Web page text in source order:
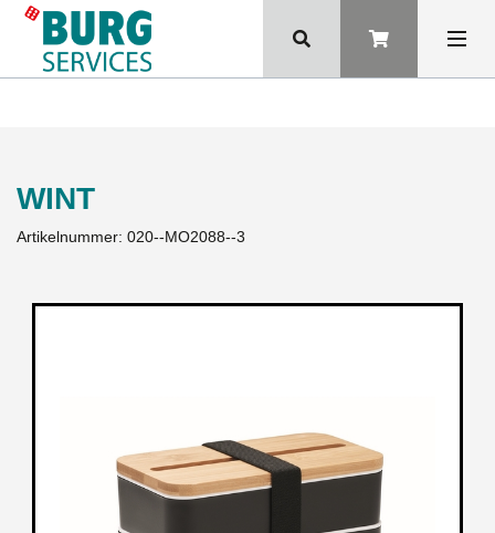
WINT
Artikelnummer: 020--MO2088--3